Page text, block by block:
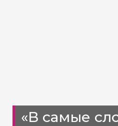
«В самые